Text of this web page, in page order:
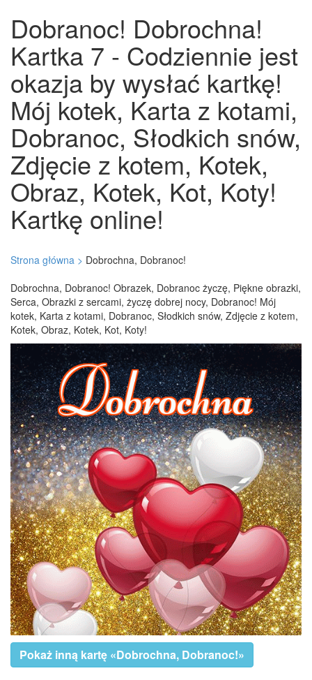
Dobranoc! Dobrochna!
Kartka 7 - Codziennie jest
okazja by wysłać kartkę!
Mój kotek, Karta z kotami,
Dobranoc, Słodkich snów,
Zdjęcie z kotem, Kotek,
Obraz, Kotek, Kot, Koty!
Kartkę online!
Strona główna > Dobrochna, Dobranoc!
Dobrochna, Dobranoc! Obrazek, Dobranoc życzę, Piękne obrazki,
Serca, Obrazki z sercami, życzę dobrej nocy, Dobranoc! Mój
kotek, Karta z kotami, Dobranoc, Słodkich snów, Zdjęcie z kotem,
Kotek, Obraz, Kotek, Kot, Koty!
Pokaż inną kartę «Dobrochna, Dobranoc!»